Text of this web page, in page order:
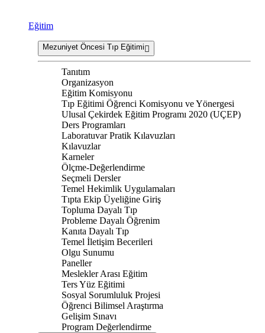
Eğitim
Mezuniyet Öncesi Tıp Eğitimi
Tanıtım
Organizasyon
Eğitim Komisyonu
Tıp Eğitimi Öğrenci Komisyonu ve Yönergesi
Ulusal Çekirdek Eğitim Programı 2020 (UÇEP)
Ders Programları
Laboratuvar Pratik Kılavuzları
Kılavuzlar
Karneler
Ölçme-Değerlendirme
Seçmeli Dersler
Temel Hekimlik Uygulamaları
Tıpta Ekip Üyeliğine Giriş
Topluma Dayalı Tıp
Probleme Dayalı Öğrenim
Kanıta Dayalı Tıp
Temel İletişim Becerileri
Olgu Sunumu
Paneller
Meslekler Arası Eğitim
Ters Yüz Eğitimi
Sosyal Sorumluluk Projesi
Öğrenci Bilimsel Araştırma
Gelişim Sınavı
Program Değerlendirme